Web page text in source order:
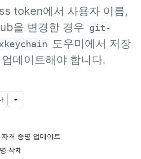
token에서 사용자 이름,
을 변경한 경우 git-
도우미에서 저장
데이트해야 합니다.
격 증명 업데이트
삭제